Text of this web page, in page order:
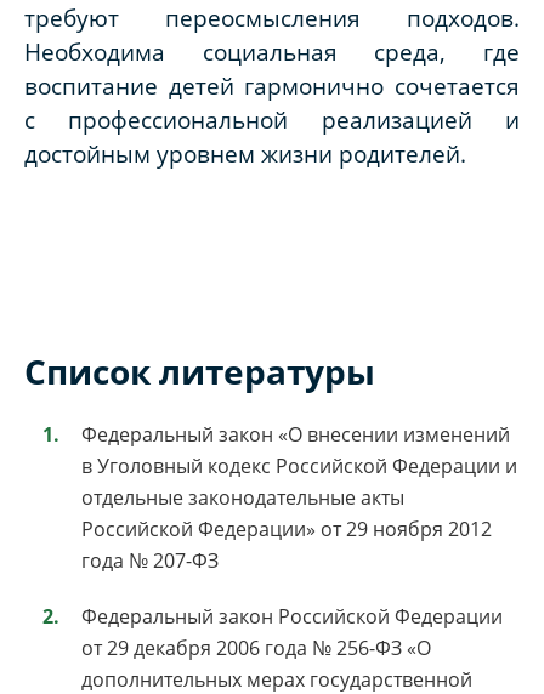
требуют переосмысления подходов.
Необходима социальная среда, где
воспитание детей гармонично сочетается
с профессиональной реализацией и
достойным уровнем жизни родителей.
Список литературы
Федеральный закон «О внесении изменений
в Уголовный кодекс Российской Федерации и
отдельные законодательные акты
Российской Федерации» от 29 ноября 2012
года № 207-ФЗ
Федеральный закон Российской Федерации
от 29 декабря 2006 года № 256-ФЗ «О
дополнительных мерах государственной